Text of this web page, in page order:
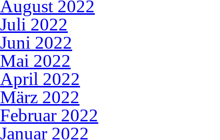
August 2022
Juli 2022
Juni 2022
Mai 2022
April 2022
März 2022
Februar 2022
Januar 2022